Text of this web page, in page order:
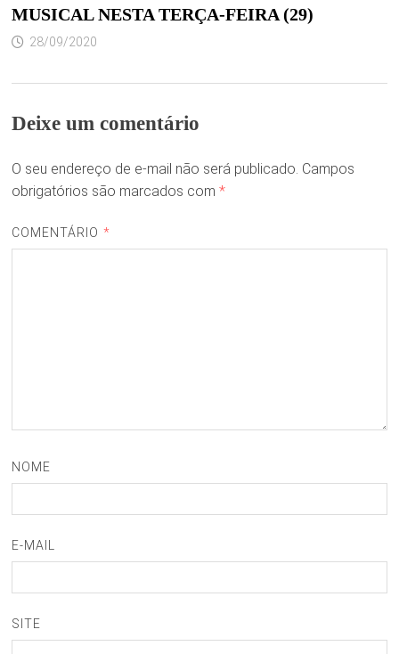
MUSICAL NESTA TERÇA-FEIRA (29)
28/09/2020
Deixe um comentário
O seu endereço de e-mail não será publicado. Campos
obrigatórios são marcados com *
COMENTÁRIO *
NOME
E-MAIL
SITE